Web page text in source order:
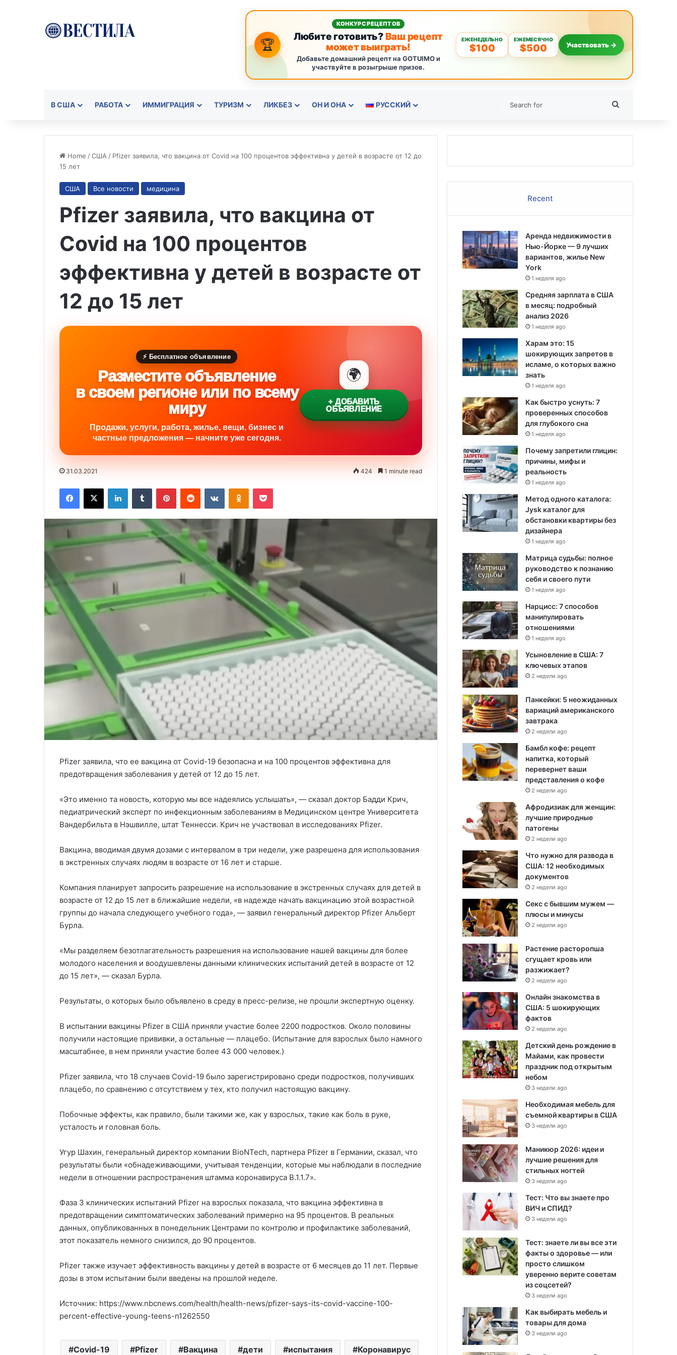
🏆
КОНКУРС РЕЦЕПТОВ
Любите готовить?Ваш рецепт
может выиграть!
Добавьте домашний рецепт на GOTUIMO и
участвуйте в розыгрыше призов.
ЕЖЕНЕДЕЛЬНО
$100
ЕЖЕМЕСЯЧНО
$500 Участвовать →
В США РАБОТА ИММИГРАЦИЯ ТУРИЗМ ЛИКБЕЗ ОН И ОНА РУССКИЙ
Home /США / Pfizer заявила, что вакцина от Covid на 100 процентов эффективна у детей в возрасте от 12 до
15 лет
США Все новости медицина
Pfizer заявила, что вакцина от
Covid на 100 процентов
эффективна у детей в возрасте от
12 до 15 лет
⚡ Бесплатное объявление
Разместите объявление
в своем регионе или по всему
миру
Продажи, услуги, работа, жилье, вещи, бизнес и
частные предложения — начните уже сегодня.
🌍
+ ДОБАВИТЬ
ОБЪЯВЛЕНИЕ
31.03.2021 424 1 minute read
Pfizer заявила, что ее вакцина от Covid-19 безопасна и на 100 процентов эффективна для
предотвращения заболевания у детей от 12 до 15 лет.
«Это именно та новость, которую мы все надеялись услышать», — сказал доктор Бадди Крич,
педиатрический эксперт по инфекционным заболеваниям в Медицинском центре Университета
Вандербильта в Нэшвилле, штат Теннесси. Крич не участвовал в исследованиях Pfizer.
Вакцина, вводимая двумя дозами с интервалом в три недели, уже разрешена для использования
в экстренных случаях людям в возрасте от 16 лет и старше.
Компания планирует запросить разрешение на использование в экстренных случаях для детей в
возрасте от 12 до 15 лет в ближайшие недели, «в надежде начать вакцинацию этой возрастной
группы до начала следующего учебного года», — заявил генеральный директор Pfizer Альберт
Бурла.
«Мы разделяем безотлагательность разрешения на использование нашей вакцины для более
молодого населения и воодушевлены данными клинических испытаний детей в возрасте от 12
до 15 лет», — сказал Бурла.
Результаты, о которых было объявлено в среду в пресс-релизе, не прошли экспертную оценку.
В испытании вакцины Pfizer в США приняли участие более 2200 подростков. Около половины
получили настоящие прививки, а остальные — плацебо. (Испытание для взрослых было намного
масштабнее, в нем приняли участие более 43 000 человек.)
Pfizer заявила, что 18 случаев Covid-19 было зарегистрировано среди подростков, получивших
плацебо, по сравнению с отсутствием у тех, кто получил настоящую вакцину.
Побочные эффекты, как правило, были такими же, как у взрослых, такие как боль в руке,
усталость и головная боль.
Угур Шахин, генеральный директор компании BioNTech, партнера Pfizer в Германии, сказал, что
результаты были «обнадеживающими, учитывая тенденции, которые мы наблюдали в последние
недели в отношении распространения штамма коронавируса B.1.1.7».
Фаза 3 клинических испытаний Pfizer на взрослых показала, что вакцина эффективна в
предотвращении симптоматических заболеваний примерно на 95 процентов. В реальных
данных, опубликованных в понедельник Центрами по контролю и профилактике заболеваний,
этот показатель немного снизился, до 90 процентов.
Pfizer также изучает эффективность вакцины у детей в возрасте от 6 месяцев до 11 лет. Первые
дозы в этом испытании были введены на прошлой неделе.
Источник: https://www.nbcnews.com/health/health-news/pfizer-says-its-covid-vaccine-100-
percent-effective-young-teens-n1262550
Covid-19 Pfizer Вакцина дети испытания Коронавирус
Recent
Аренда недвижимости в
Нью-Йорке — 9 лучших
вариантов, жилье New
York
1 неделя ago
Средняя зарплата в США
в месяц: подробный
анализ 2026
1 неделя ago
Харам это: 15
шокирующих запретов в
исламе, о которых важно
знать
1 неделя ago
Как быстро уснуть: 7
проверенных способов
для глубокого сна
1 неделя ago
Почему запретили глицин:
причины, мифы и
реальность
1 неделя ago
Метод одного каталога:
Jysk каталог для
обстановки квартиры без
дизайнера
1 неделя ago
Матрица судьбы: полное
руководство к познанию
себя и своего пути
1 неделя ago
Нарцисс: 7 способов
манипулировать
отношениями
1 неделя ago
Усыновление в США: 7
ключевых этапов
2 недели ago
Панкейки: 5 неожиданных
вариаций американского
завтрака
2 недели ago
Бамбл кофе: рецепт
напитка, который
перевернет ваши
представления о кофе
2 недели ago
Афродизиак для женщин:
лучшие природные
патогены
2 недели ago
Что нужно для развода в
США: 12 необходимых
документов
2 недели ago
Секс с бывшим мужем —
плюсы и минусы
2 недели ago
Растение расторопша
сгущает кровь или
разжижает?
2 недели ago
Онлайн знакомства в
США: 5 шокирующих
фактов
2 недели ago
Детский день рождение в
Майами, как провести
праздник под открытым
небом
3 недели ago
Необходимая мебель для
съемной квартиры в США
3 недели ago
Маникюр 2026: идеи и
лучшие решения для
стильных ногтей
3 недели ago
Тест: Что вы знаете про
ВИЧ и СПИД?
3 недели ago
Тест: знаете ли вы все эти
факты о здоровье — или
просто слишком
уверенно верите советам
из соцсетей?
3 недели ago
Как выбирать мебель и
товары для дома
3 недели ago